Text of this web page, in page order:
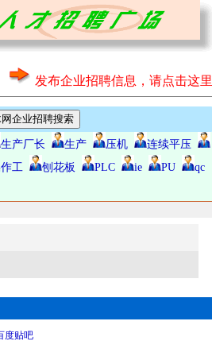
发布企业招聘信息，请点击这里
生产厂长 生产 压机
连续平压
工
刨花板 PLC ie PU qc
度贴吧